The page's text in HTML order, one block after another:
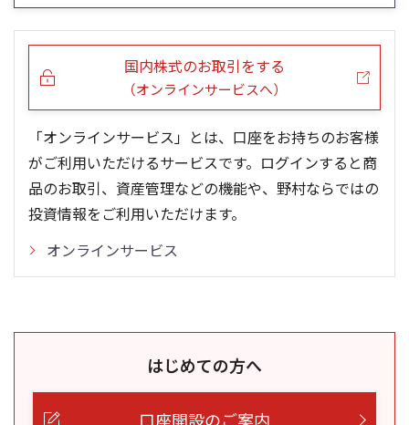
国内株式のお取引をする
（オンラインサービスへ）
「オンラインサービス」とは、口座をお持ちのお客様
がご利用いただけるサービスです。ログインすると商
品のお取引、資産管理などの機能や、野村ならではの
投資情報をご利用いただけます。
オンラインサービス
はじめての方へ
口座開設のご案内